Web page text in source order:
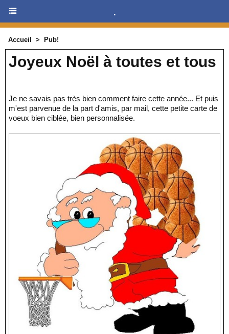
.
Accueil > Pub!
Joyeux Noël à toutes et tous
Je ne savais pas très bien comment faire cette année... Et puis
m'est parvenue de la part d'amis, par mail, cette petite carte de
voeux bien ciblée, bien personnalisée.